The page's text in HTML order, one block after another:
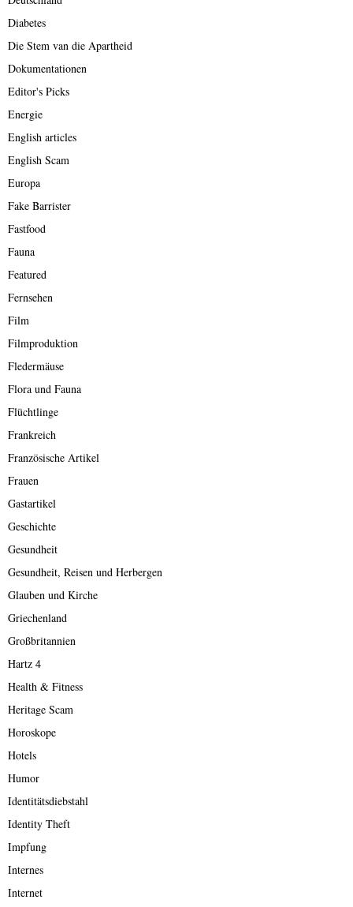
Diabetes
Die Stem van die Apartheid
Dokumentationen
Editor's Picks
Energie
English articles
English Scam
Europa
Fake Barrister
Fastfood
Fauna
Featured
Fernsehen
Film
Filmproduktion
Fledermäuse
Flora und Fauna
Flüchtlinge
Frankreich
Französische Artikel
Frauen
Gastartikel
Geschichte
Gesundheit
Gesundheit, Reisen und Herbergen
Glauben und Kirche
Griechenland
Großbritannien
Hartz 4
Health & Fitness
Heritage Scam
Horoskope
Hotels
Humor
Identitätsdiebstahl
Identity Theft
Impfung
Internes
Internet